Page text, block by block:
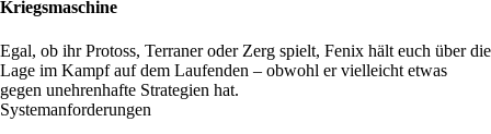
Kriegsmaschine
Egal, ob ihr Protoss, Terraner oder Zerg spielt, Fenix hält euch über die
Lage im Kampf auf dem Laufenden – obwohl er vielleicht etwas
gegen unehrenhafte Strategien hat.
Systemanforderungen